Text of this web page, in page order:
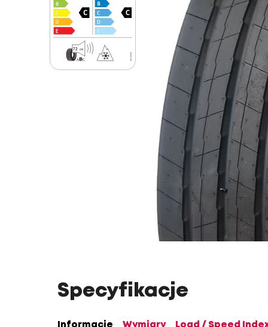
Specyfikacje
Informacje Wymiary Load / Speed